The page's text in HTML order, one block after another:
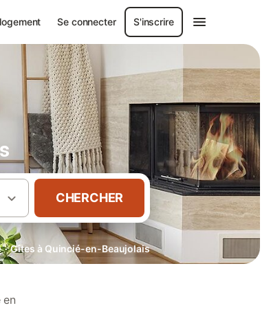
Se connecter S'inscrire
CHERCHER
· Gîtes à Quincié-en-Beaujolais
en